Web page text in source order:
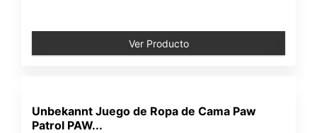
Ver Producto
Unbekannt Juego de Ropa de Cama Paw
Patrol PAW...